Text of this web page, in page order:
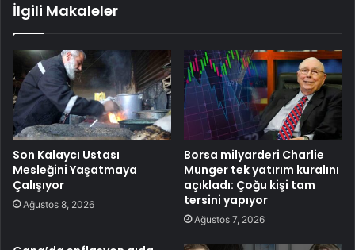
İlgili Makaleler
Son Kalaycı Ustası
Mesleğini Yaşatmaya
Çalışıyor
Ağustos 8, 2026
Borsa milyarderi Charlie
Munger tek yatırım kuralını
açıkladı: Çoğu kişi tam
tersini yapıyor
Ağustos 7, 2026